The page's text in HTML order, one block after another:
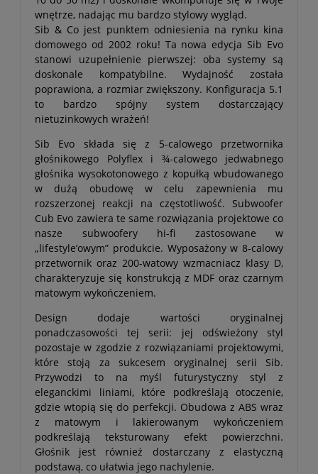
wnętrze, nadając mu bardzo stylowy wygląd.
Sib & Co jest punktem odniesienia na rynku kina
domowego od 2002 roku! Ta nowa edycja Sib Evo
stanowi uzupełnienie pierwszej: oba systemy są
doskonale kompatybilne. Wydajność została
poprawiona, a rozmiar zwiększony. Konfiguracja 5.1
to bardzo spójny system dostarczający
nietuzinkowych wrażeń!
Sib Evo składa się z 5-calowego przetwornika
głośnikowego Polyflex i ¾-calowego jedwabnego
głośnika wysokotonowego z kopułką wbudowanego
w dużą obudowę w celu zapewnienia mu
rozszerzonej reakcji na częstotliwość. Subwoofer
Cub Evo zawiera te same rozwiązania projektowe co
nasze subwoofery hi-fi zastosowane w
„lifestyle’owym” produkcie. Wyposażony w 8-calowy
przetwornik oraz 200-watowy wzmacniacz klasy D,
charakteryzuje się konstrukcją z MDF oraz czarnym
matowym wykończeniem.
Design dodaje wartości oryginalnej
ponadczasowości tej serii: jej odświeżony styl
pozostaje w zgodzie z rozwiązaniami projektowymi,
które stoją za sukcesem oryginalnej serii Sib.
Przywodzi to na myśl futurystyczny styl z
eleganckimi liniami, które podkreślają otoczenie,
gdzie wtopią się do perfekcji. Obudowa z ABS wraz
z matowym i lakierowanym wykończeniem
podkreślają teksturowany efekt powierzchni.
Głośnik jest również dostarczany z elastyczną
podstawą, co ułatwia jego nachylenie.